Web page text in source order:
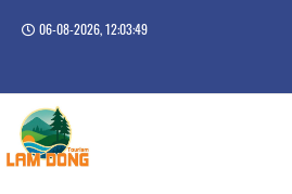
06-08-2026, 12:03:49